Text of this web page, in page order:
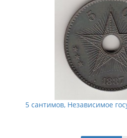
5 сантимов, Независимое